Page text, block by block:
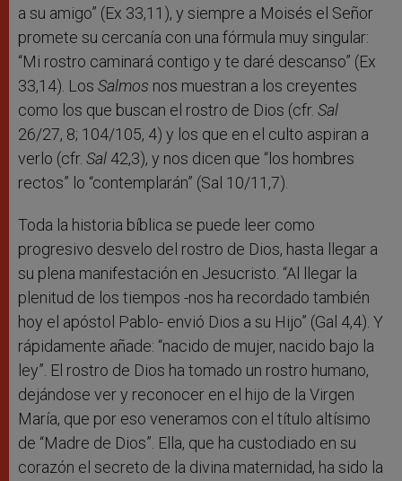
a su amigo” (Ex 33,11), y siempre a Moisés el Señor
promete su cercanía con una fórmula muy singular:
“Mi rostro caminará contigo y te daré descanso” (Ex
33,14). Los Salmos nos muestran a los creyentes
como los que buscan el rostro de Dios (cfr. Sal
26/27, 8; 104/105, 4) y los que en el culto aspiran a
verlo (cfr. Sal 42,3), y nos dicen que “los hombres
rectos” lo “contemplarán” (Sal 10/11,7).
Toda la historia bíblica se puede leer como
progresivo desvelo del rostro de Dios, hasta llegar a
su plena manifestación en Jesucristo. “Al llegar la
plenitud de los tiempos -nos ha recordado también
hoy el apóstol Pablo- envió Dios a su Hijo” (Gal 4,4). Y
rápidamente añade: “nacido de mujer, nacido bajo la
ley”. El rostro de Dios ha tomado un rostro humano,
dejándose ver y reconocer en el hijo de la Virgen
María, que por eso veneramos con el título altísimo
de “Madre de Dios”. Ella, que ha custodiado en su
corazón el secreto de la divina maternidad, ha sido la